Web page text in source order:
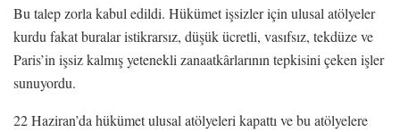
Bu talep zorla kabul edildi. Hükümet işsizler için ulusal atölyeler
kurdu fakat buralar istikrarsız, düşük ücretli, vasıfsız, tekdüze ve
Paris’in işsiz kalmış yetenekli zanaatkârlarının tepkisini çeken işler
sunuyordu.
22 Haziran’da hükümet ulusal atölyeleri kapattı ve bu atölyelere